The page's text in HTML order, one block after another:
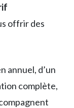
offrir des
annuel, d’un
complète,